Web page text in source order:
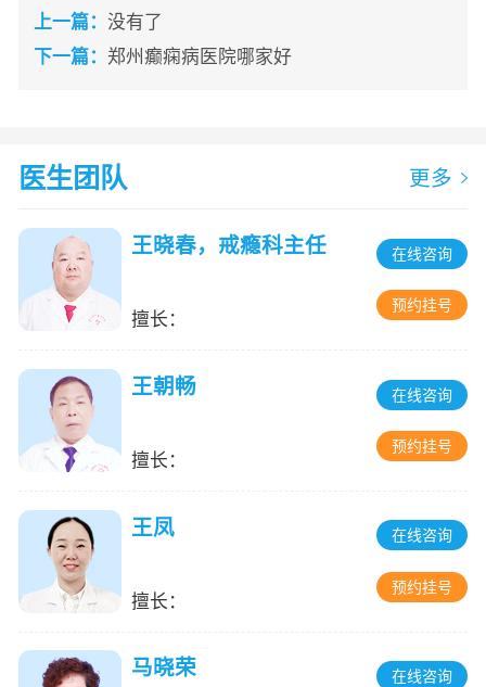
上一篇： 没有了
下一篇： 郑州癫痫病医院哪家好
医生团队 更多
王晓春，戒瘾科主任
擅长：
在线咨询
预约挂号
王朝畅
擅长：
在线咨询
预约挂号
王凤
擅长：
在线咨询
预约挂号
马晓荣 在线咨询